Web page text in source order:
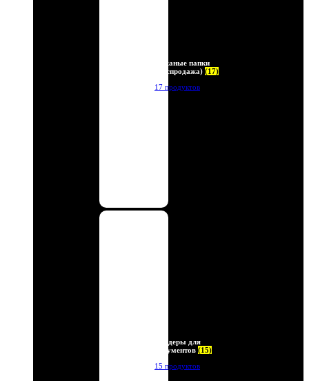
Кожаные папки
(Распродажа) (17)
17 продуктов
Холдеры для
документов (15)
15 продуктов